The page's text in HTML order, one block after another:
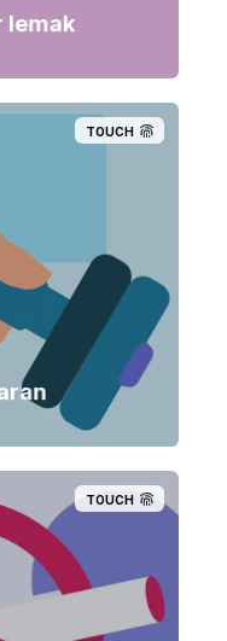
lemak
TOUCH
TOUCH